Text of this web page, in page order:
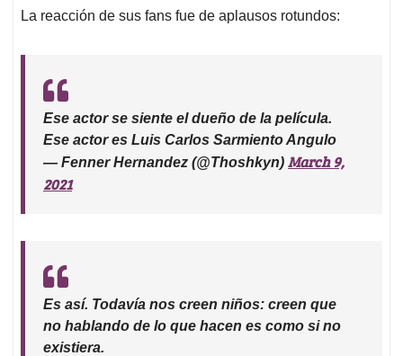
La reacción de sus fans fue de aplausos rotundos:
Ese actor se siente el dueño de la película.
Ese actor es Luis Carlos Sarmiento Angulo
— Fenner Hernandez (@Thoshkyn) March 9,
2021
Es así. Todavía nos creen niños: creen que
no hablando de lo que hacen es como si no
existiera.